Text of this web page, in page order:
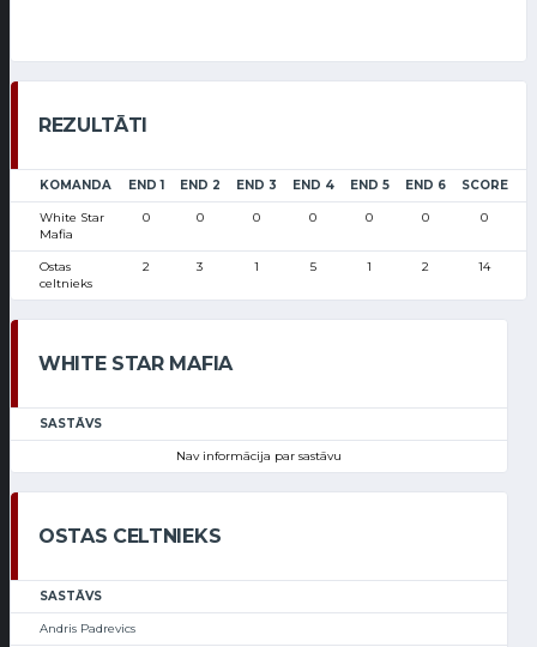
REZULTĀTI
KOMANDA END 1 END 2 END 3 END 4 END 5 END 6 SCORE
White Star
Mafia
0 0 0 0 0 0 0
Ostas
celtnieks
2 3 1 5 1 2 14
WHITE STAR MAFIA
SASTĀVS
Nav informācija par sastāvu
OSTAS CELTNIEKS
SASTĀVS
Andris Padrevics